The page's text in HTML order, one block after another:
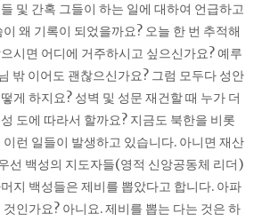
및 간혹 그들이 하는 일에 대하여 언급하고
왜 기록이 되었을까요? 오늘 한 번 추적해
시면 어디에 거주하시고 싶으신가요? 예루
밖 이어도 괜찮으신가요? 그럼 모두다 성안
게 하지요? 성벽 및 성문 재건할 때 누가 더
도에 따라서 할까요? 지금도 북한을 비롯
런 일들이 발생하고 있습니다. 아니면 재산
선 백성의 지도자들(영적 신앙공동체 리더)
지 백성들은 제비를 뽑았다고 합니다. 아파
인가요? 아니요. 제비를 뽑는 다는 것은 하